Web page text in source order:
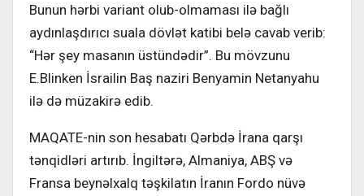
Bunun hərbi variant olub-olmaması ilə bağlı
aydınlaşdırıcı suala dövlət katibi belə cavab verib:
“Hər şey masanın üstündədir”. Bu mövzunu
E.Blinken İsrailin Baş naziri Benyamin Netanyahu
ilə də müzakirə edib.
MAQATE-nin son hesabatı Qərbdə İrana qarşı
tənqidləri artırıb. İngiltərə, Almaniya, ABŞ və
Fransa beynəlxalq təşkilatın İranın Fordo nüvə